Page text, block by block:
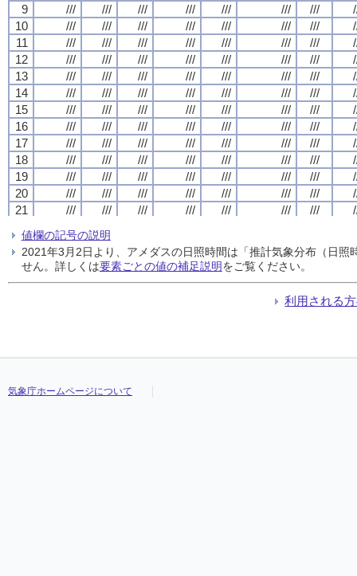
9
/// /// /// /// /// /// ///
10
/// /// /// /// /// /// ///
11
/// /// /// /// /// /// ///
12
/// /// /// /// /// /// ///
13
/// /// /// /// /// /// ///
14
/// /// /// /// /// /// ///
15
/// /// /// /// /// /// ///
16
/// /// /// /// /// /// ///
17
/// /// /// /// /// /// ///
18
/// /// /// /// /// /// ///
19
/// /// /// /// /// /// ///
20
/// /// /// /// /// /// ///
21
/// /// /// /// /// /// ///
23
/// /// ///
24
/// /// /// /// /// /// ///
9
/// /// /// /// /// /// ///
10
/// /// /// /// /// /// ///
11
/// /// /// /// /// /// ///
12
/// /// /// /// /// /// ///
13
/// /// /// /// /// /// ///
14
/// /// /// /// /// /// ///
15
/// /// /// /// /// /// ///
16
/// /// /// /// /// /// ///
17
/// /// /// /// /// /// ///
18
/// /// /// /// /// /// ///
19
/// /// /// /// /// /// ///
20
/// /// /// /// /// /// ///
21
/// /// /// /// /// /// ///
23
/// /// ///
24
/// /// /// /// /// /// ///
9
/// /// /// /// /// /// ///
10
/// /// /// /// /// /// ///
11
/// /// /// /// /// /// ///
12
/// /// /// /// /// /// ///
13
/// /// /// /// /// /// ///
14
/// /// /// /// /// /// ///
15
/// /// /// /// /// /// ///
16
/// /// /// /// /// /// ///
17
/// /// /// /// /// /// ///
18
/// /// /// /// /// /// ///
19
/// /// /// /// /// /// ///
20
/// /// /// /// /// /// ///
21
/// /// /// /// /// /// ///
23
/// /// ///
24
/// /// /// /// /// /// ///
9
/// /// /// /// /// /// ///
10
/// /// /// /// /// /// ///
11
/// /// /// /// /// /// ///
12
/// /// /// /// /// /// ///
13
/// /// /// /// /// /// ///
14
/// /// /// /// /// /// ///
15
/// /// /// /// /// /// ///
16
/// /// /// /// /// /// ///
17
/// /// /// /// /// /// ///
18
/// /// /// /// /// /// ///
19
/// /// /// /// /// /// ///
20
/// /// /// /// /// /// ///
21
/// /// /// /// /// /// ///
23
/// /// ///
24
/// /// /// /// /// /// ///
値欄の記号の説明
2021年3月2日より、アメダスの日照時間は「推計気象分布（日
せん。詳しくは要素ごとの値の補足説明をご覧ください。
利用される
気象庁ホームページについて